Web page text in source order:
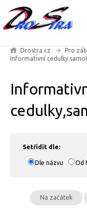
Drostra.cz Pro
Informativní
Setřídit dle:
Dle názvu Od
Na začátek